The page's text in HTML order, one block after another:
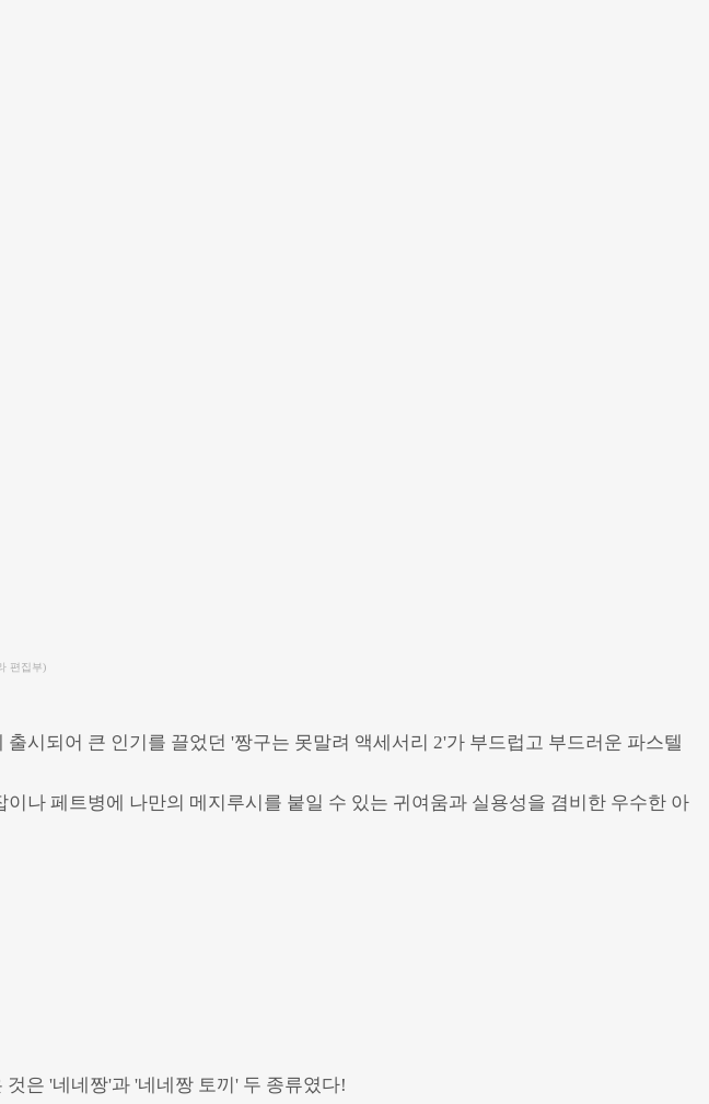
편집부)
시되어 큰 인기를 끌었던 '짱구는 못말려 액세서리 2'가 부드럽고 부드러운 파스텔
나 페트병에 나만의 메지루시를 붙일 수 있는 귀여움과 실용성을 겸비한 우수한 아
은 '네네짱'과 '네네짱 토끼' 두 종류였다!